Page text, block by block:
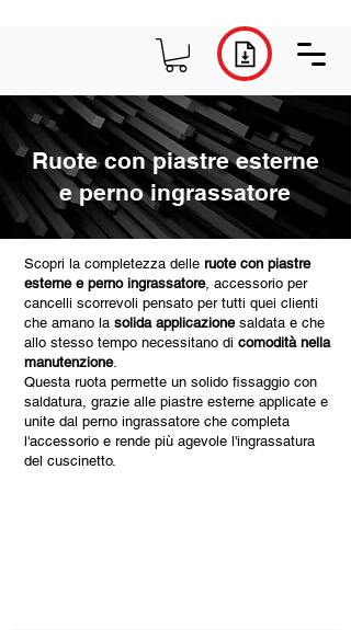
Ruote con piastre esterne
e perno ingrassatore
Scopri la completezza delle ruote con piastre
esterne e perno ingrassatore, accessorio per
cancelli scorrevoli pensato per tutti quei clienti
che amano la solida applicazionesaldata e che
allo stesso tempo necessitano di comodità nella
manutenzione.
Questa ruota permette un solido fissaggio con
saldatura, grazie alle piastre esterne applicate e
unite dal perno ingrassatore che completa
l'accessorio e rende più agevole l'ingrassatura
del cuscinetto.